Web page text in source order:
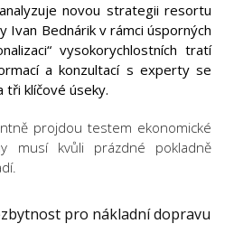
novou strategii resortu
Ivan Bednárik v rámci úsporných
vysokorychlostních tratí
a konzultací s experty se
klíčové úseky.
projdou testem ekonomické
musí kvůli prázdné pokladně
pro nákladní dopravu